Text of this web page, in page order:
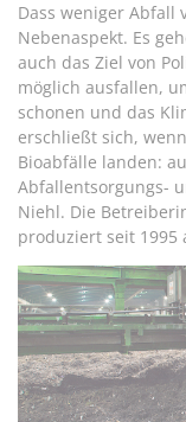
Dass weniger
Nebenaspekt. Es
auch das Ziel von
möglich ausfallen,
schonen und das
erschließt sich,
Bioabfälle landen:
Abfallentsorgungs-
Niehl. Die
produziert seit 1995